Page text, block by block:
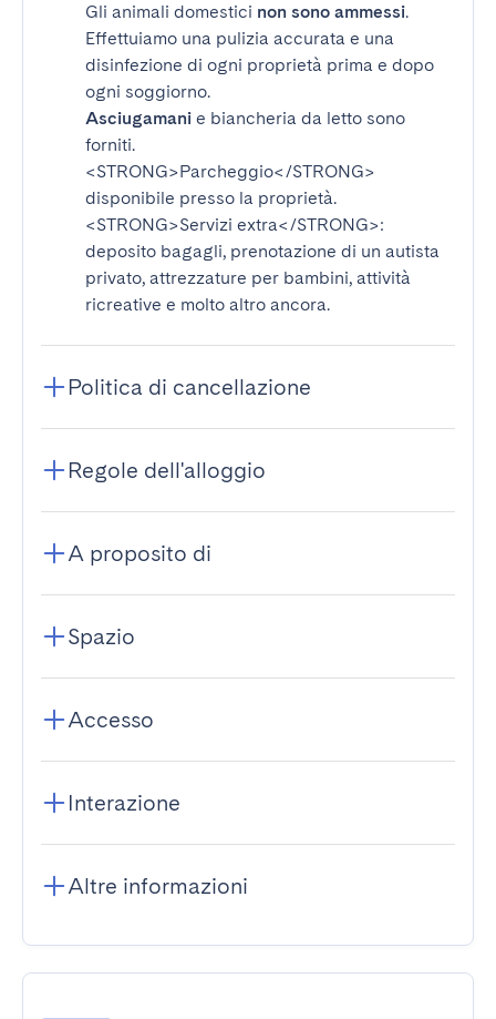
Gli animali domestici non sono ammessi.
Effettuiamo una pulizia accurata e una
disinfezione di ogni proprietà prima e dopo
ogni soggiorno.
Asciugamani e biancheria da letto sono
forniti.
<STRONG>Parcheggio</STRONG>
disponibile presso la proprietà.
<STRONG>Servizi extra</STRONG>:
deposito bagagli, prenotazione di un autista
privato, attrezzature per bambini, attività
ricreative e molto altro ancora.
Politica di cancellazione
Regole dell'alloggio
A proposito di
Spazio
Accesso
Interazione
Altre informazioni